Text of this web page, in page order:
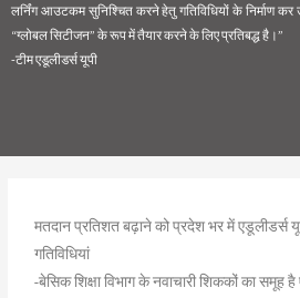
लर्निंग आउटकम सुनिश्चित करने हेतु गतिविधियों के निर्माण कर
“ग्लोबल सिटीजन” के रूप में तैयार करने के लिए प्रतिबद्ध है।”
-टीम एडूलीडर्स यूपी
मतदान प्रतिशत बढ़ाने को प्रदेश भर में एडूलीडर्स
गतिविधियां
-बेसिक शिक्षा विभाग के नवाचारी शिककों का समूह है